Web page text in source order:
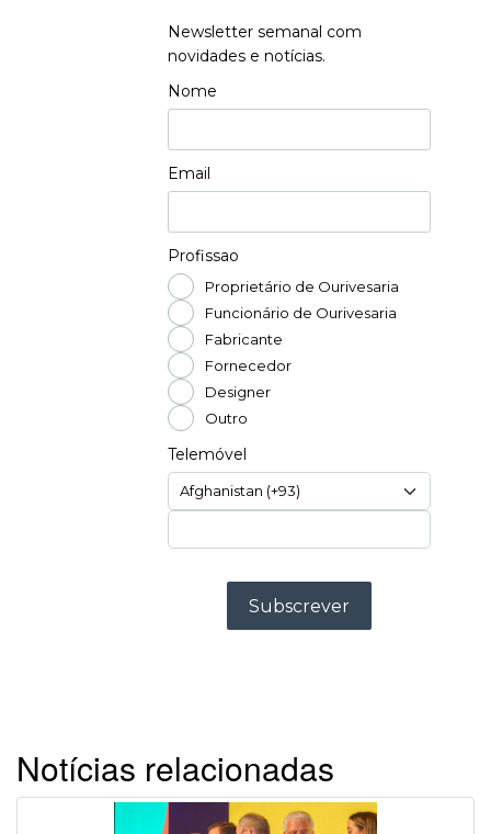
Notícias relacionadas